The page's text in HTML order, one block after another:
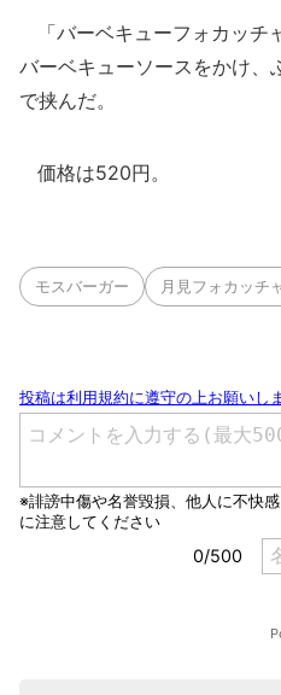
「バーベキューフォカッチ
バーベキューソースをかけ、
で挟んだ。
価格は520円。
モスバーガー 月見フォカッチ